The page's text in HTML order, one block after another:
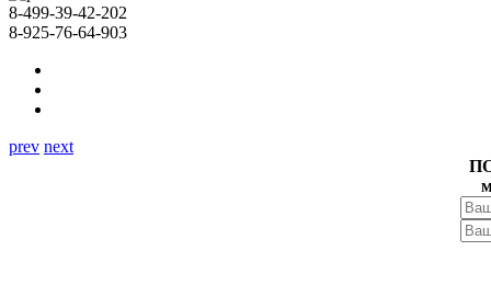
8-499-39-42-202
8-925-76-64-903
prev next